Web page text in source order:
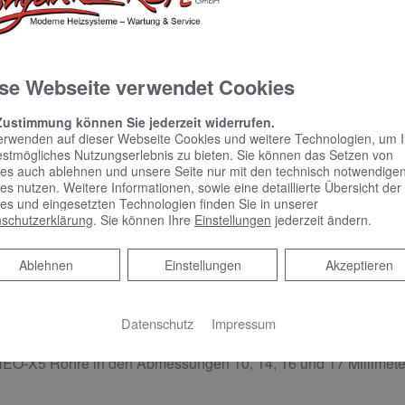
bietet das Rohr dem Handwerker direkt auf der Baustelle:
allem im Umlenkbereich. Es kann bis -10 °C verarbeitet
lassen sich mit der bewährten Schiebehülsentechnik von
K werden die Rohre ab Werk mit einem Klett-Hakenband
Klettsystem für eine präzise und schnelle Verlegung
Bedingungen auf dem Bau.
REHAU auf Nachhaltigkeit und Low-Waste Produktion mit
X5 Rohre in den Abmessungen 10, 14, 16 und 17
Webseite verwendet Cookies
können Sie jederzeit widerrufen.
auf dieser Webseite Cookies und weitere Technologien, um
Nutzungserlebnis zu bieten. Sie können das Setzen von
auch ablehnen und unsere Seite nur mit den technisch notwendigen
nutzen. Weitere Informationen, sowie eine detaillierte Übersicht der
und eingesetzten Technologien finden Sie in unserer
. Sie können Ihre Einstellungen jederzeit ändern.
Akzeptieren
Einstellungen
Ablehnen
Ablehnen
Datenschutz Impressum